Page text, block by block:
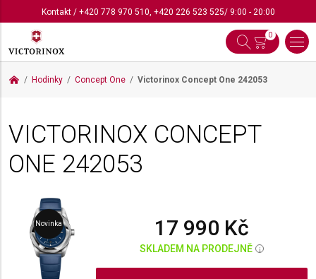
Kontakt/ +420 778 970 510, +420 226 523 525/ 9:00 - 20:00
0
Hodinky Concept One Victorinox Concept One 242053
VICTORINOX CONCEPT
ONE 242053
Novinka 17 990 Kč
SKLADEM NA PRODEJNĚ i